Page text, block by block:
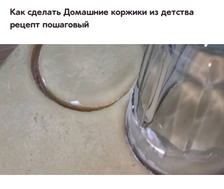
Как сделать Домашние коржики из детства
рецепт пошаговый